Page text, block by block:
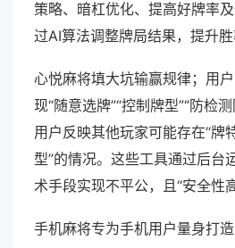
策略、暗杠优化、提高好牌率
过AI算法调整牌局结果，提升胜
心悦麻将填大坑输赢规律；用
现“随意选牌”“控制牌型”“防检
用户反映其他玩家可能存在“牌
型”的情况。这些工具通过后台
术手段实现不平公，且“安全性高
手机麻将专为手机用户量身打